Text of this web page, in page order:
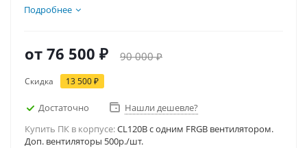
WIFI, Видеокарта GT 1030 2Гб, Память DDR5 16Gb,
Подробнее
от 76 500 ₽ 90 000 ₽
Скидка 13 500 ₽
Достаточно
Нашли дешевле?
Купить ПК в корпусе:CL120B c одним FRGB вентилятором.
Доп. вентиляторы 500р./шт.